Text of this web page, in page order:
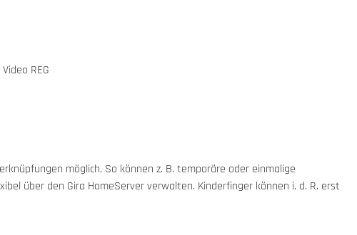
REG
möglich. So können z. B. temporäre oder einmalige
über den Gira HomeServer verwalten. Kinderfinger können i. d. R. erst